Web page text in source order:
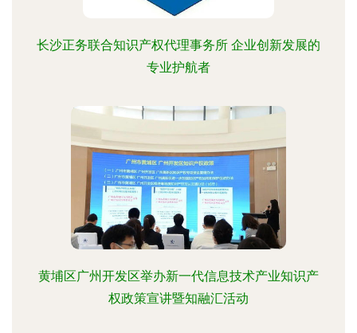
长沙正务联合知识产权代理事务所 企业创新发展的
专业护航者
黄埔区广州开发区举办新一代信息技术产业知识产
权政策宣讲暨知融汇活动